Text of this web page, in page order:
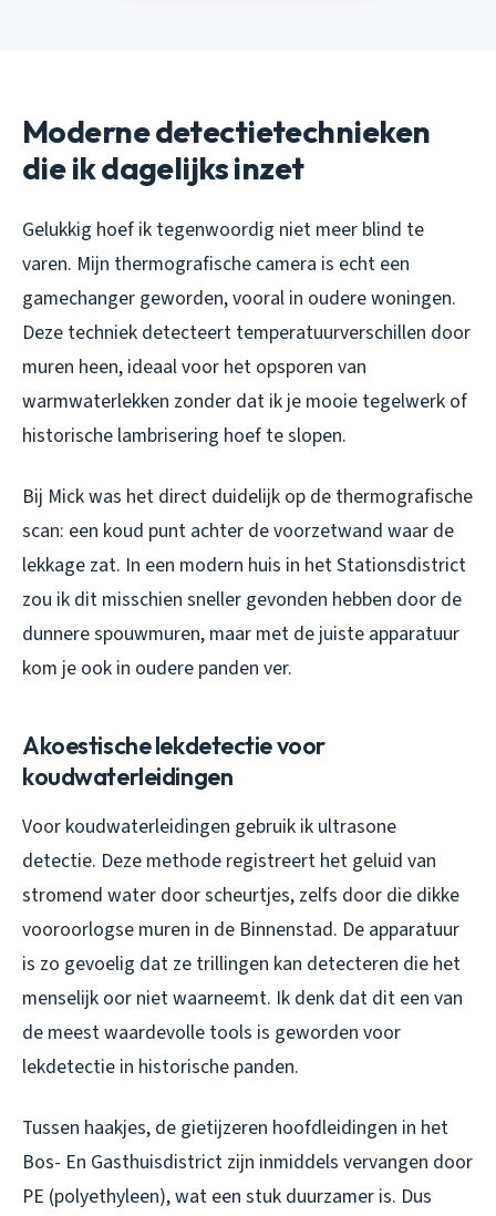
Moderne detectietechnieken
die ik dagelijks inzet
Gelukkig hoef ik tegenwoordig niet meer blind te
varen. Mijn thermografische camera is echt een
gamechanger geworden, vooral in oudere woningen.
Deze techniek detecteert temperatuurverschillen door
muren heen, ideaal voor het opsporen van
warmwaterlekken zonder dat ik je mooie tegelwerk of
historische lambrisering hoef te slopen.
Bij Mick was het direct duidelijk op de thermografische
scan: een koud punt achter de voorzetwand waar de
lekkage zat. In een modern huis in het Stationsdistrict
zou ik dit misschien sneller gevonden hebben door de
dunnere spouwmuren, maar met de juiste apparatuur
kom je ook in oudere panden ver.
Akoestische lekdetectie voor
koudwaterleidingen
Voor koudwaterleidingen gebruik ik ultrasone
detectie. Deze methode registreert het geluid van
stromend water door scheurtjes, zelfs door die dikke
vooroorlogse muren in de Binnenstad. De apparatuur
is zo gevoelig dat ze trillingen kan detecteren die het
menselijk oor niet waarneemt. Ik denk dat dit een van
de meest waardevolle tools is geworden voor
lekdetectie in historische panden.
Tussen haakjes, de gietijzeren hoofdleidingen in het
Bos- En Gasthuisdistrict zijn inmiddels vervangen door
PE (polyethyleen), wat een stuk duurzamer is. Dus